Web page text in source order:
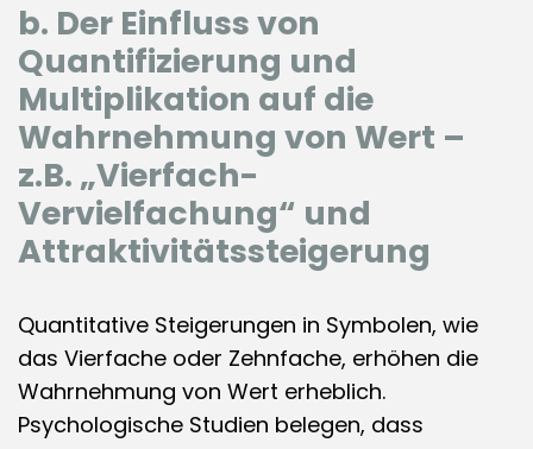
b. Der Einfluss von
Quantifizierung und
Multiplikation auf die
Wahrnehmung von Wert –
z.B. „Vierfach-
Vervielfachung“ und
Attraktivitätssteigerung
Quantitative Steigerungen in Symbolen, wie
das Vierfache oder Zehnfache, erhöhen die
Wahrnehmung von Wert erheblich.
Psychologische Studien belegen, dass